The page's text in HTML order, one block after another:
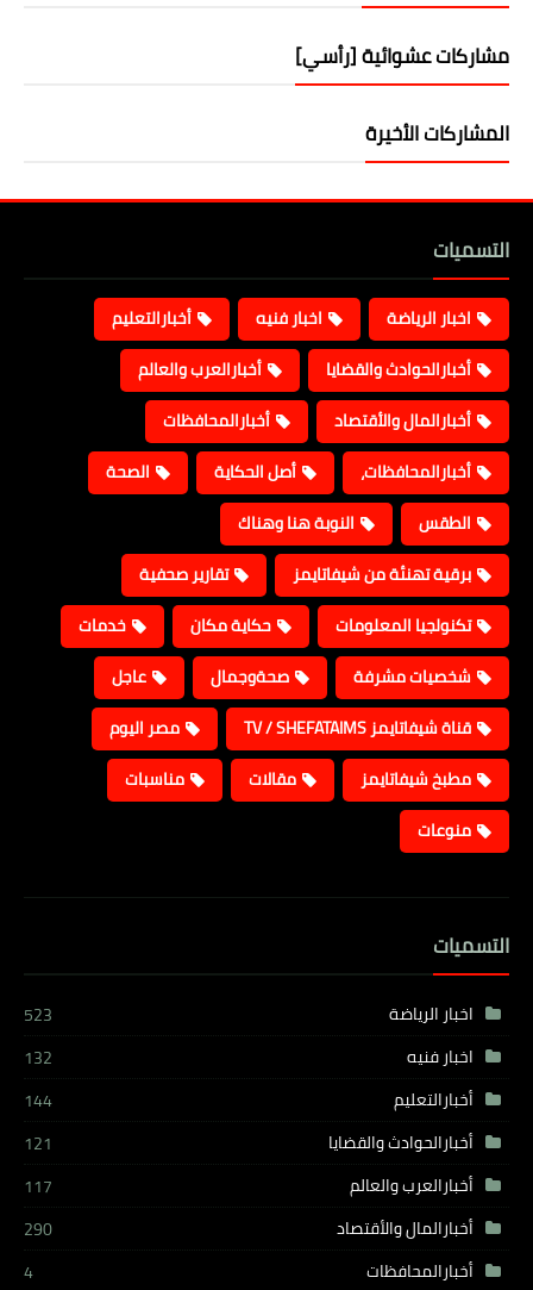
مشاركات عشوائية [رأسي]
المشاركات الأخيرة
التسميات
اخبار الرياضة اخبار فنيه
أخبارالتعليم
أخبارالحوادث والقضايا
أخبارالعرب والعالم
أخبارالمال والأقتصاد
أخبارالمحافظات
أخبارالمحافظات،
أصل الحكاية
الصحة
الطقس
النوبة هنا وهناك
برقية تهنئة من شيفاتايمز
تقارير صحفية
تكنولجيا المعلومات
حكاية مكان
خدمات
شخصيات مشرفة
صحةوجمال
عاجل
قناة شيفاتايمز TV / SHEFATAIMS
مصر اليوم
مطبخ شيفاتايمز
مقالات
مناسبات
منوعات
التسميات
اخبار الرياضة
523
اخبار فنيه
132
أخبارالتعليم
144
أخبارالحوادث والقضايا
121
أخبارالعرب والعالم
117
أخبارالمال والأقتصاد
290
أخبارالمحافظات
4